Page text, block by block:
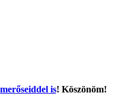
is! Köszönöm!